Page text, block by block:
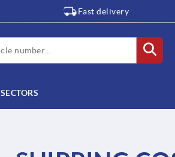
Fast delivery
SECTORS